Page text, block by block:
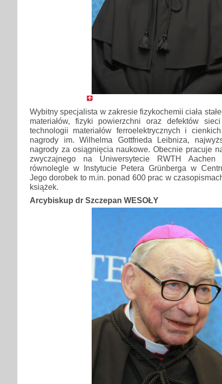
Wybitny specjalista w zakresie fizykochemii ciała
materiałów, fizyki powierzchni oraz defektów
technologii materiałów ferroelektrycznych i
nagrody im. Wilhelma Gottfrieda Leibniza,
nagrody za osiągnięcia naukowe. Obecnie pracuje
zwyczajnego na Uniwersytecie RWTH
równolegle w Instytucie Petera Grünberga w
Jego dorobek to m.in. ponad 600 prac w
książek.
Arcybiskup dr Szczepan WESOŁY